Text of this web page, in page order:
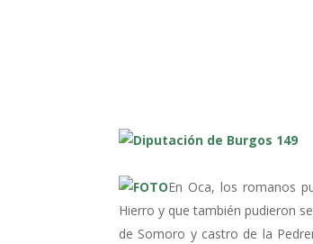
En Oca, los romanos
Hierro y que también pudieron
de Somoro y castro de la